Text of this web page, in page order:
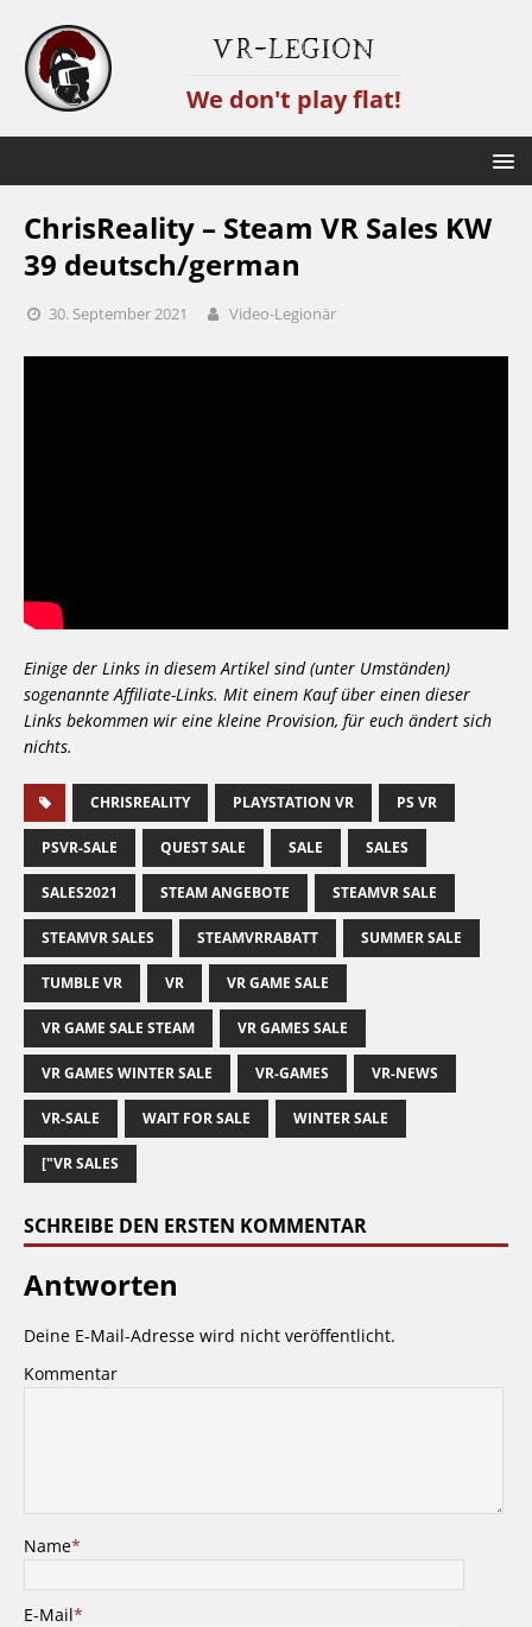
VR-Legion
We don't play flat!
ChrisReality – Steam VR Sales KW
39 deutsch/german
30. September 2021 Video-Legionär
Einige der Links in diesem Artikel sind (unter Umständen)
sogenannte Affiliate-Links. Mit einem Kauf über einen dieser
Links bekommen wir eine kleine Provision, für euch ändert sich
nichts.
CHRISREALITY PLAYSTATION VR PS VR
PSVR-SALE QUEST SALE SALE SALES
SALES2021 STEAM ANGEBOTE STEAMVR SALE
STEAMVR SALES STEAMVRRABATT SUMMER SALE
TUMBLE VR VR VR GAME SALE
VR GAME SALE STEAM VR GAMES SALE
VR GAMES WINTER SALE VR-GAMES VR-NEWS
VR-SALE WAIT FOR SALE WINTER SALE
["VR SALES
SCHREIBE DEN ERSTEN KOMMENTAR
Antworten
Deine E-Mail-Adresse wird nicht veröffentlicht.
Kommentar
Name*
E-Mail*